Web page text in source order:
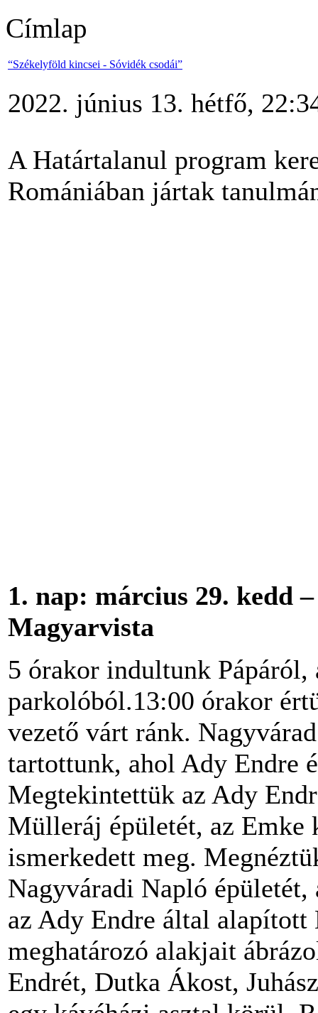
Címlap
“Székelyföld kincsei - Sóvidék csodái”
2022. június 13. hétfő,
A Határtalanul program
Romániában jártak
1. nap: március 29. kedd
Magyarvista
5 órakor indultunk
parkolóból.13:00 órakor
vezető várt ránk.
tartottunk, ahol Ady Endre
Megtekintettük az Ady
Mülleráj épületét, az Emke
ismerkedett meg.
Nagyváradi Napló
az Ady Endre által
meghatározó alakjait
Endrét, Dutka Ákost,